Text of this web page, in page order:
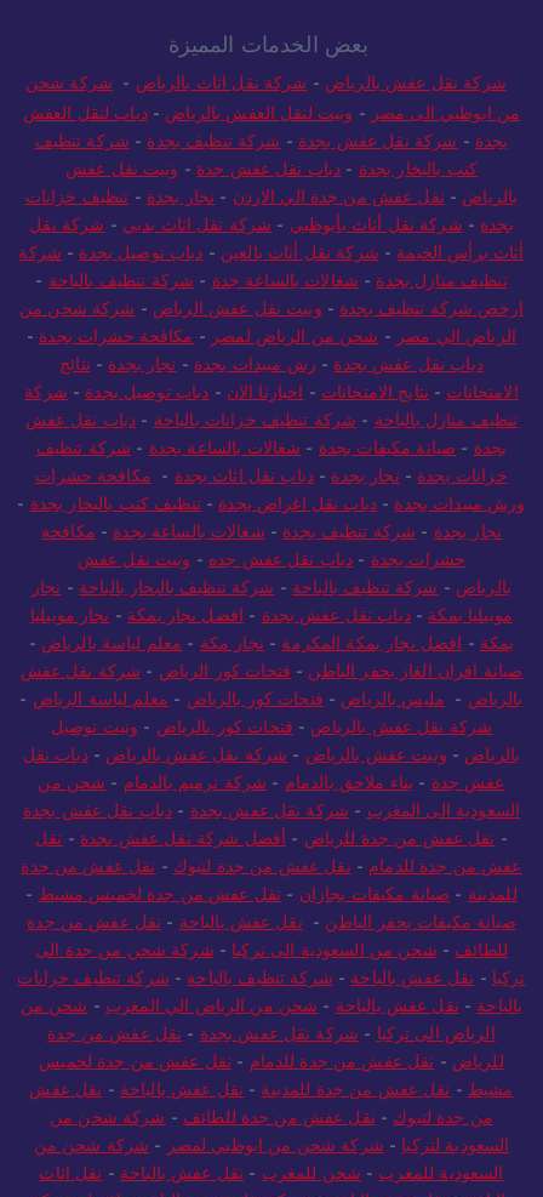
بعض الخدمات المميزة
شركة نقل عفش بالرياض - شركة نقل اثاث بالرياض - شركة شحن
من ابوظبي الى مصر - ونيت لنقل العفش بالرياض -دباب لنقل العفش
بجدة - شركة نقل عفش بجدة - شركة تنظيف بجدة - شركة تنظيف
كنب بالبخار بجدة - دباب نقل عفش جدة - ونيت نقل عفش
بالرياض - نقل عفش من جدة الي الاردن - نجار بجدة - تنظيف خزانات
بجدة - شركة نقل أثاث بأبوظبي - شركة نقل اثاث بدبي - شركة نقل
أثاث برأس الخيمة - شركة نقل أثاث بالعين - دباب توصيل بجدة - شركة
تنظيف منازل بجدة - شغالات بالساعة جدة - شركة تنظيف بالباحة -
ارخص شركة تنظيف بجدة - ونيت نقل عفش الرياض - شركة شحن من
الرياض الي مصر - شحن من الرياض لمصر - مكافحة حشرات بجدة -
دباب نقل عفش بجدة - رش مبيدات بجدة - نجار بجدة - نتائج
الامتحانات - نتايج الامتحانات - اخبارنا الان - دباب توصيل بجدة - شركة
تنظيف منازل بالباحة - شركة تنظيف خزانات بالباحة - دباب نقل عفش
بجدة - صيانة مكيفات بجدة - شغالات بالساعة بجدة - شركة تنظيف
خزانات بجدة - نجار بجدة - دباب نقل اثاث بجدة - مكافحة حشرات
ورش مبيدات بجدة -دباب نقل اغراض بجدة -تنظيف كنب بالبخار بجدة -
نجار بجدة - شركة تنظيف بجدة - شغالات بالساعة بجدة - مكافحة
حشرات بجدة - دباب نقل عفش جده - ونيت نقل عفش
بالرياض - شركة تنظيف بالباحة - شركة تنظيف بالبخار بالباحة - نجار
موبيليا بمكة -دباب نقل عفش بجدة - افضل نجار بمكة - نجار موبيليا
بمكة - افضل نجار بمكة المكرمة - نجار مكة - معلم لياسة بالرياض -
صيانة افران الغاز بحفر الباطن - فتحات كور الرياض - شركة نقل عفش
بالرياض - مليس بالرياض - فتحات كور بالرياض - معلم لياسة الرياض -
شركة نقل عفش بالرياض - فتحات كور بالرياض - ونيت توصيل
بالرياض - ونيت عفش بالرياض - شركة نقل عفش بالرياض -دباب نقل
عفش جدة - بناء ملاحق بالدمام - شركة ترميم بالدمام - شحن من
السعودية الى المغرب - شركة نقل عفش بجدة - دباب نقل عفش بجدة
- نقل عفش من جدة للرياض - أفضل شركة نقل عفش بجدة - نقل
عفش من جدة للدمام - نقل عفش من جدة لتبوك - نقل عفش من جدة
للمدينة - صيانة مكيفات بجازان - نقل عفش من جدة لخميس مشيط -
صيانة مكيفات بحفر الباطن - نقل عفش بالباحة - نقل عفش من جدة
للطائف - شحن من السعودية الى تركيا - شركة شحن من جدة الى
تركيا - نقل عفش بالباحة - شركة تنظيف بالباحة - شركة تنظيف خزانات
بالباحة - نقل عفش بالباحة - شحن من الرياض الي المغرب - شحن من
الرياض الى تركيا - شركة نقل عفش بجدة - نقل عفش من جدة
للرياض - نقل عفش من جدة للدمام - نقل عفش من جدة لخميس
مشيط - نقل عفش من جدة للمدينة - نقل عفش بالباحة - نقل عفش
من جدة لتبوك - نقل عفش من جدة للطائف - شركة شحن من
السعودية لتركيا - شركة شحن من ابوظبي لمصر - شركة شحن من
السعودية للمغرب - شحن للمغرب - نقل عفش بالباحة - نقل اثاث